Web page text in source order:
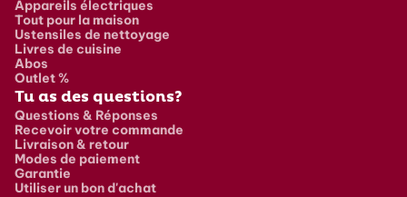
Appareils électriques
Tout pour la maison
Ustensiles de nettoyage
Livres de cuisine
Abos
Outlet %
Tu as des questions?
Questions & Réponses
Recevoir votre commande
Livraison & retour
Modes de paiement
Garantie
Utiliser un bon d'achat